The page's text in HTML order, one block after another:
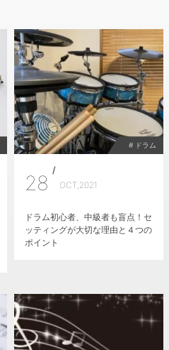
# ドラム
28
/
OCT,2021
ドラム初心者、中級者も盲点！セ
ッティングが大切な理由と４つの
ポイント